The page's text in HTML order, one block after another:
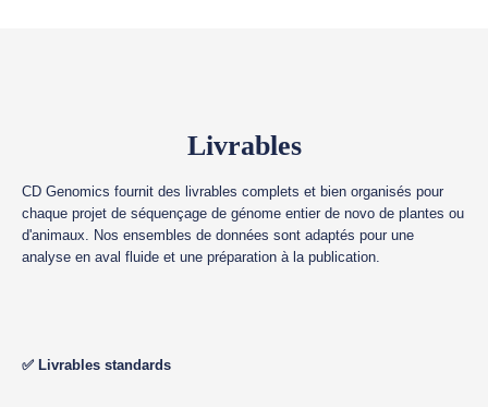
Livrables
CD Genomics fournit des livrables complets et bien organisés pour
chaque projet de séquençage de génome entier de novo de plantes ou
d'animaux. Nos ensembles de données sont adaptés pour une
analyse en aval fluide et une préparation à la publication.
✅ Livrables standards